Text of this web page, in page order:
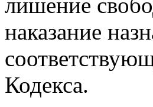
наказание
Кодекса.